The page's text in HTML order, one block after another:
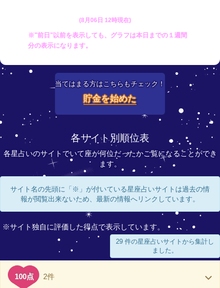
(8月06日 12時現在)
※"前日"以前を表示しても、グラフは本日までの１週間
分の表示になります。
当てはまる方はこちらもチェック！
貯金を始めた
各サイト別順位表
各星占いのサイトでいて座が何位だったかご覧になることができ
ます。
サイト名の先頭に「※」が付いている星座占いサイトは過去の情
報が閲覧出来ないため、最新の情報へリンクしています。
※サイト独自に評価した得点で表示しています。
29 件の星座占いサイトから集計し
ました。
100点 2件